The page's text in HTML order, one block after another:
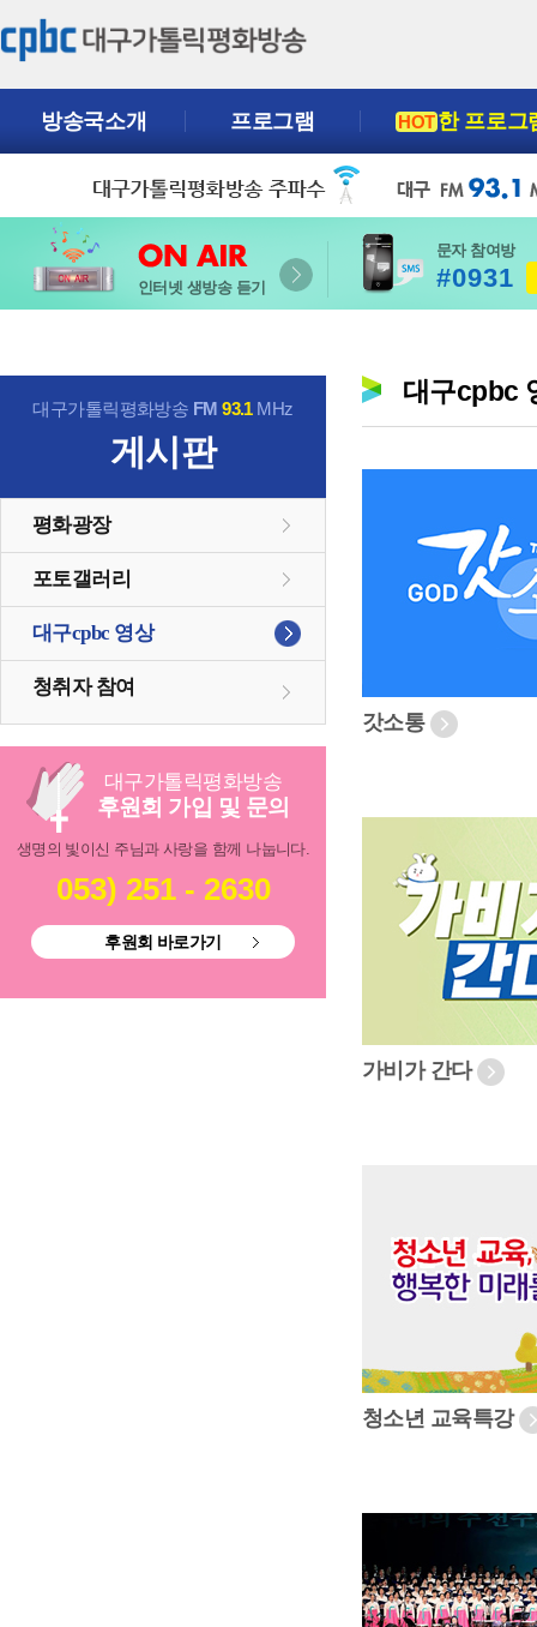
방송국소개 프로그램 HOT한 프로그
인터넷 생방송 듣기
문자 참여방
#0931
대구가톨릭평화방송 FM93.1MHz
게시판
평화광장
포토갤러리
대구cpbc 영상
청취자 참여
대구가톨릭평화방송
후원회 가입 및 문의
생명의 빛이신 주님과 사랑을 함께 나눕니다.
053) 251 - 2630
후원회 바로가기
대구cpbc
갓소통
가비가 간다
청소년 교육특강